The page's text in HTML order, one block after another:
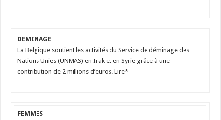
DEMINAGE
La Belgique soutient les activités du Service de déminage des
Nations Unies (UNMAS) en Irak et en Syrie grâce à une
contribution de 2 millions d’euros. Lire*
FEMMES